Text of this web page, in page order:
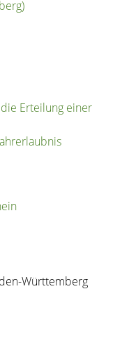
Erteilung einer
Württemberg